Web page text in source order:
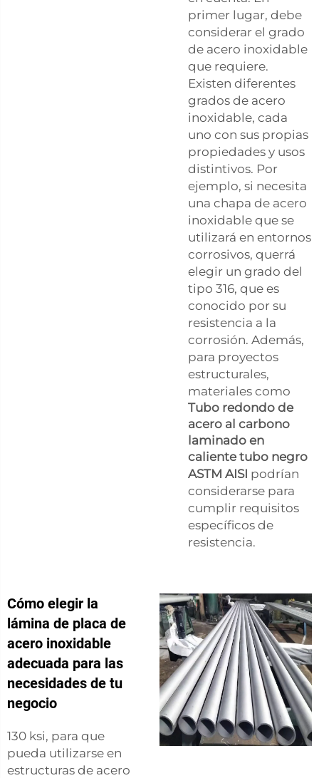
primer lugar, debe
considerar el grado
de acero inoxidable
que requiere.
Existen diferentes
grados de acero
inoxidable, cada
uno con sus propias
propiedades y usos
distintivos. Por
ejemplo, si necesita
una chapa de acero
inoxidable que se
utilizará en entornos
corrosivos, querrá
elegir un grado del
tipo 316, que es
conocido por su
resistencia a la
corrosión. Además,
para proyectos
estructurales,
materiales como
Tubo redondo de
acero al carbono
laminado en
caliente tubo negro
ASTM AISI podrían
considerarse para
cumplir requisitos
específicos de
resistencia.
Cómo elegir la
lámina de placa de
acero inoxidable
adecuada para las
necesidades de tu
negocio
130 ksi, para que
pueda utilizarse en
estructuras de acero